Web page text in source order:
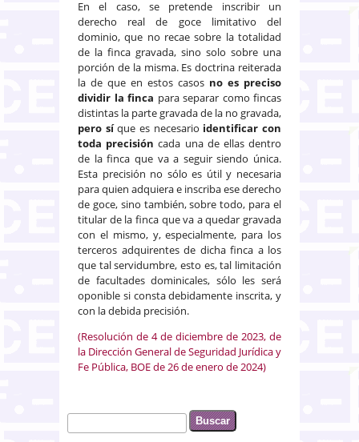
En el caso, se pretende inscribir un
derecho real de goce limitativo del
dominio, que no recae sobre la totalidad
de la finca gravada, sino solo sobre una
porción de la misma. Es doctrina reiterada
la de que en estos casos no es preciso
dividir la finca para separar como fincas
distintas la parte gravada de la no gravada,
pero síque es necesario identificar con
toda precisión cada una de ellas dentro
de la finca que va a seguir siendo única.
Esta precisión no sólo es útil y necesaria
para quien adquiera e inscriba ese derecho
de goce, sino también, sobre todo, para el
titular de la finca que va a quedar gravada
con el mismo, y, especialmente, para los
terceros adquirentes de dicha finca a los
que tal servidumbre, esto es, tal limitación
de facultades dominicales, sólo les será
oponible si consta debidamente inscrita, y
con la debida precisión.
(Resolución de 4 de diciembre de 2023, de
la Dirección General de Seguridad Jurídica y
Fe Pública, BOE de 26 de enero de 2024)
Formulario de búsqueda
Buscar